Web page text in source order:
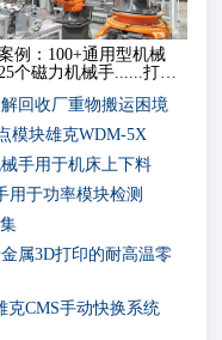
例：100+通用型机械
个磁力机械手......打造
回收厂重物搬运困境
模块雄克WDM-5X
手用于机床上下料
用于功率模块检测
属3D打印的耐高温零
克CMS手动快换系统